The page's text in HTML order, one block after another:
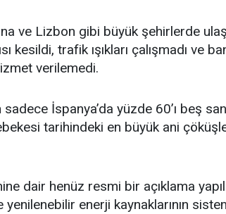
ve Lizbon gibi büyük şehirlerde
kesildi, trafik ışıkları çalışmadı ve
verilemedi.
İspanya’da yüzde 60’ı beş
tarihindeki en büyük ani
dair henüz resmi bir açıklama
yenilenebilir enerji kaynaklarının